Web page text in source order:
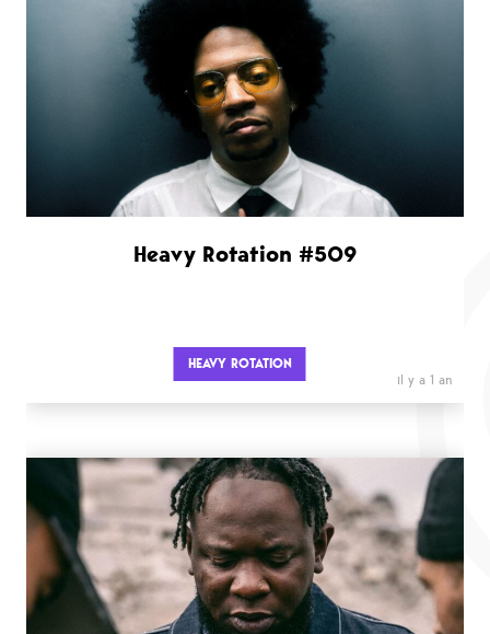
Heavy Rotation #509
HEAVY ROTATION
il y a 1 an